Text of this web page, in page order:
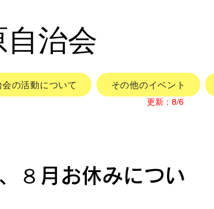
治会
会の活動について その他のイベント
更新：8/6
８月お休みについ